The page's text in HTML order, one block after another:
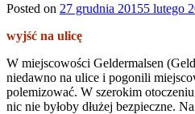
Posted on 27 grudnia 20155 lutego
wyjść na ulicę
W miejscowości Geldermalsen
niedawno na ulice i pogonili
polemizować. W szerokim
nic nie byłoby dłużej bezpieczne.